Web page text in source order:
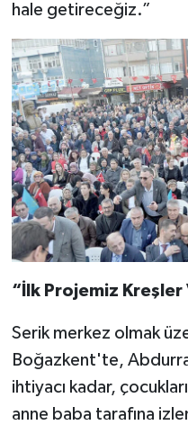
hale getireceğiz.”
“İlk Projemiz
Serik merkez olmak
Boğazkent'te,
ihtiyacı kadar,
anne baba tarafına